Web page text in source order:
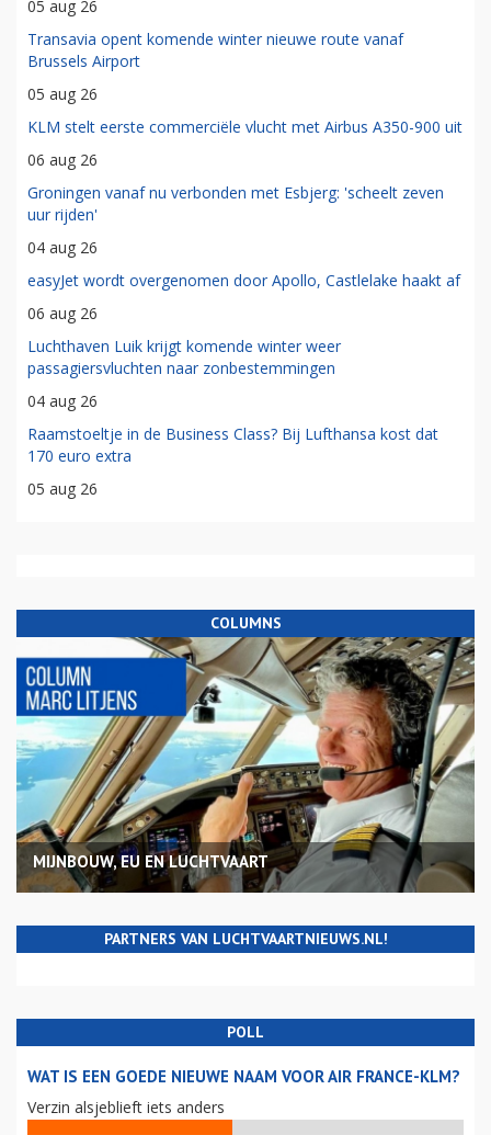
05 aug 26
Transavia opent komende winter nieuwe route vanaf
Brussels Airport
05 aug 26
KLM stelt eerste commerciële vlucht met Airbus A350-900 uit
06 aug 26
Groningen vanaf nu verbonden met Esbjerg: 'scheelt zeven
uur rijden'
04 aug 26
easyJet wordt overgenomen door Apollo, Castlelake haakt af
06 aug 26
Luchthaven Luik krijgt komende winter weer
passagiersvluchten naar zonbestemmingen
04 aug 26
Raamstoeltje in de Business Class? Bij Lufthansa kost dat
170 euro extra
05 aug 26
COLUMNS
MIJNBOUW, EU EN LUCHTVAART
PARTNERS VAN LUCHTVAARTNIEUWS.NL!
POLL
WAT IS EEN GOEDE NIEUWE NAAM VOOR AIR FRANCE-KLM?
Verzin alsjeblieft iets anders